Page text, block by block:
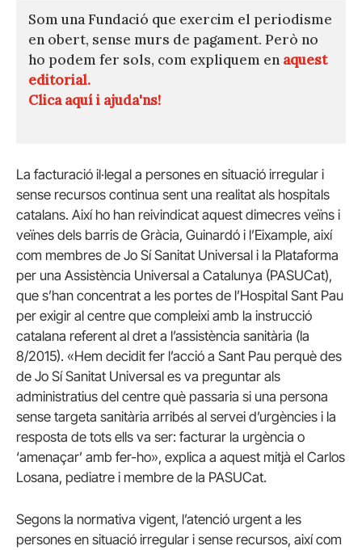
Som una Fundació que exercim el periodisme
en obert, sense murs de pagament. Però no
ho podem fer sols, com expliquem en aquest
editorial.
Clica aquí i ajuda'ns!
La facturació il·legal a persones en situació irregular i
sense recursos continua sent una realitat als hospitals
catalans. Així ho han reivindicat aquest dimecres veïns i
veïnes dels barris de Gràcia, Guinardó i l’Eixample, així
com membres de Jo Sí Sanitat Universal i la Plataforma
per una Assistència Universal a Catalunya (PASUCat),
que s’han concentrat a les portes de l’Hospital Sant Pau
per exigir al centre que compleixi amb la instrucció
catalana referent al dret a l’assistència sanitària (la
8/2015). «Hem decidit fer l’acció a Sant Pau perquè des
de Jo Sí Sanitat Universal es va preguntar als
administratius del centre què passaria si una persona
sense targeta sanitària arribés al servei d’urgències i la
resposta de tots ells va ser: facturar la urgència o
‘amenaçar’ amb fer-ho», explica a aquest mitjà el Carlos
Losana, pediatre i membre de la PASUCat.
Segons la normativa vigent, l’atenció urgent a les
persones en situació irregular i sense recursos, així com